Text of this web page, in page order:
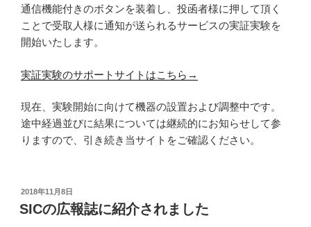
通信機能付きのボタンを装着し、投函者様に押して頂く
ことで受取人様に通知が送られるサービスの実証実験を
開始いたします。
実証実験のサポートサイトはこちら→
現在、実験開始に向けて機器の設置および調整中です。
途中経過並びに結果については継続的にお知らせして参
りますので、引き続き当サイトをご確認ください。
投
稿
日:
2018年11月8日
SICの広報誌に紹介されました